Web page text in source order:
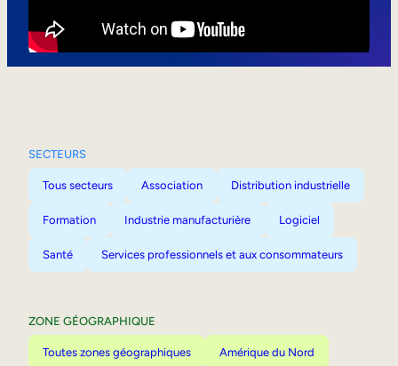
SECTEURS
Tous secteurs Association Distribution industrielle
Formation Industrie manufacturière Logiciel
Santé Services professionnels et aux consommateurs
ZONE GÉOGRAPHIQUE
Toutes zones géographiques Amérique du Nord